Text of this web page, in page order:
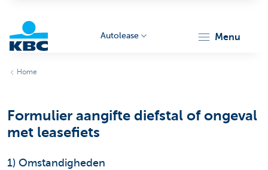
Autolease menu
Home
Formulier aangifte diefstal of ongeval
met leasefiets
1) Omstandigheden